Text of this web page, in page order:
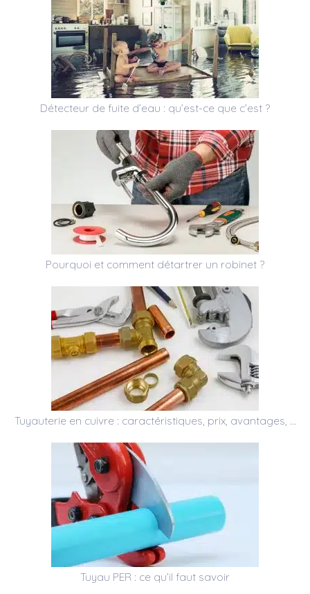
Détecteur de fuite d’eau : qu’est-ce que c’est ?
Pourquoi et comment détartrer un robinet ?
Tuyauterie en cuivre : caractéristiques, prix, avantages, …
Tuyau PER : ce qu’il faut savoir